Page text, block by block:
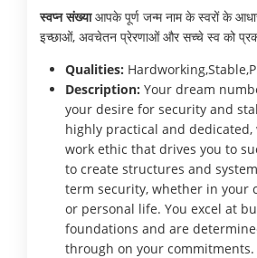
स्वप्न संख्याआपके पूर्ण जन्म नाम के स्वरों के
इच्छाओं, अवचेतन प्रेरणाओं और सच्चे स्व को
Qualities:
Description: Your dream
your desire for security and
highly practical and
work ethic that drives you to
to create structures and
term security, whether in your
or personal life. You excel at
foundations and are
through on your commitments.